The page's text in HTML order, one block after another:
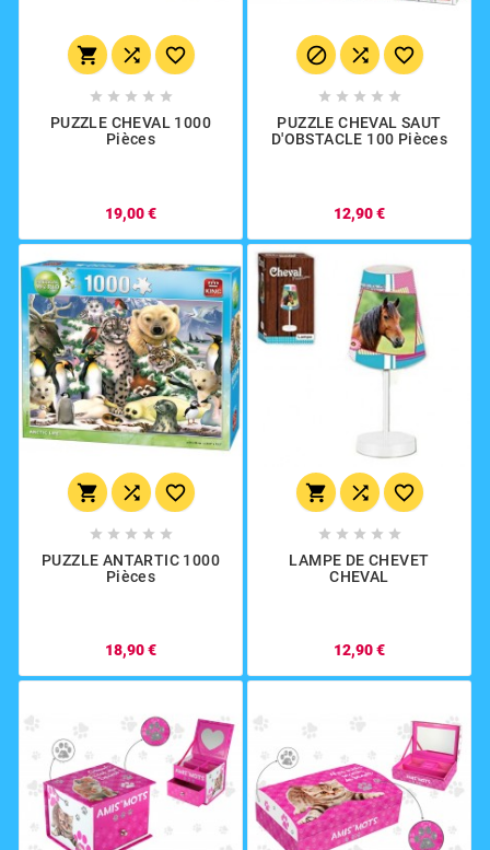
  
    
PUZZLE CHEVAL 1000
Pièces
19,00 €
  
    
PUZZLE CHEVAL SAUT
D'OBSTACLE 100 Pièces
12,90 €
  
    
PUZZLE ANTARTIC 1000
Pièces
18,90 €
  
    
LAMPE DE CHEVET
CHEVAL
12,90 €